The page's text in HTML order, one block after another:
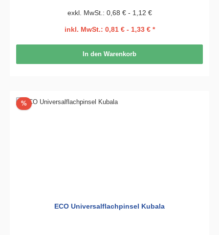
exkl. MwSt.: 0,68 € - 1,12 €
inkl. MwSt.: 0,81 € - 1,33 € *
In den Warenkorb
%Rabatt
ECO Universalflachpinsel Kubala